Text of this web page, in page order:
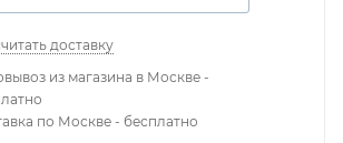
доставку
из магазина в Москве -
по Москве - бесплатно